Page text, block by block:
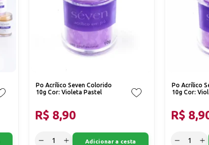
Po Acrílico Seven Colorido
10g Cor: Violeta Pastel
R$ 8,90
Adicionar a cesta
Po Acrílico
10g Cor:
R$